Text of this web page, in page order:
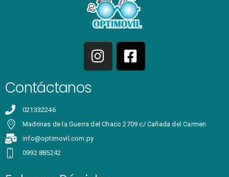
Contáctanos
021332246
Madrinas de la Guerra del Chaco 2709 c/ Cañada del Carmen
info@optimovil.com.py
0992 885242